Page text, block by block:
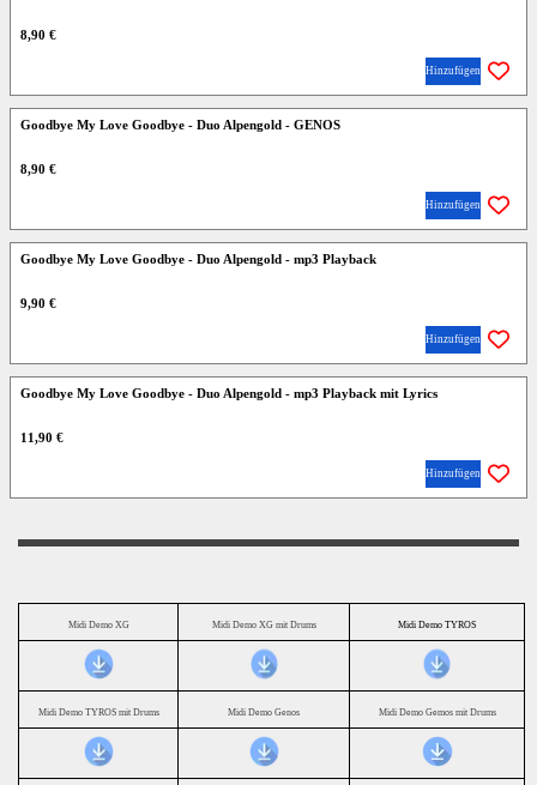
8,90 €
Hinzufügen
Goodbye My Love Goodbye - Duo Alpengold - GENOS
8,90 €
Hinzufügen
Goodbye My Love Goodbye - Duo Alpengold - mp3 Playback
9,90 €
Hinzufügen
Goodbye My Love Goodbye - Duo Alpengold - mp3 Playback mit Lyrics
11,90 €
Hinzufügen
Midi Demo XG Midi Demo XG mit Drums Midi Demo TYROS
Midi Demo TYROS mit Drums Midi Demo Genos Midi Demo Gemos mit Drums